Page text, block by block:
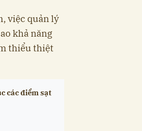
việc quản lý
khả năng
thiểu thiệt
các điểm sạt